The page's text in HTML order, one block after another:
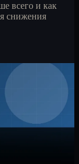
всего и как
снижения